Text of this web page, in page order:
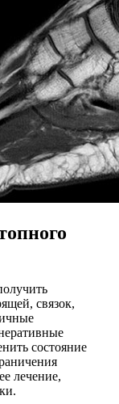
связок,
состояние
лечение,